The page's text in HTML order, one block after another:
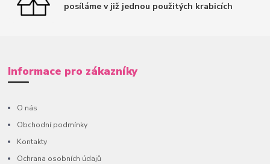
posíláme v již jednou použitých krabicích
Informace pro zákazníky
O nás
Obchodní podmínky
Kontakty
Ochrana osobních údajů